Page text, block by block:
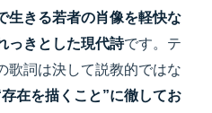
生きる若者の肖像を軽快な
っきとした現代詩です。テ
歌詞は決して説教的ではな
在を描くこと”に徹してお